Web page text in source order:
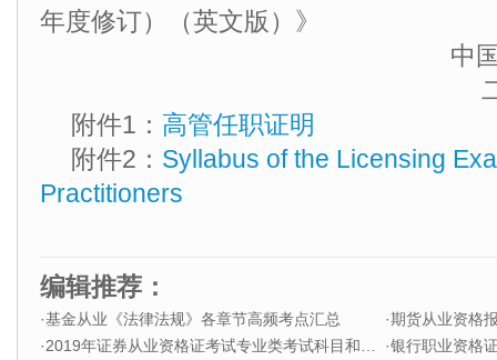
年度修订）（英文版）》
中
附件1： 高管任职证明
附件2： Syllabus of the Licensing
Practitioners
编辑推荐：
·基金从业《法律法规》各章节高频考点汇总 ·期货从业资格
·2019年证券从业资格证考试专业类考试科目和题型 ·银行职业资格证